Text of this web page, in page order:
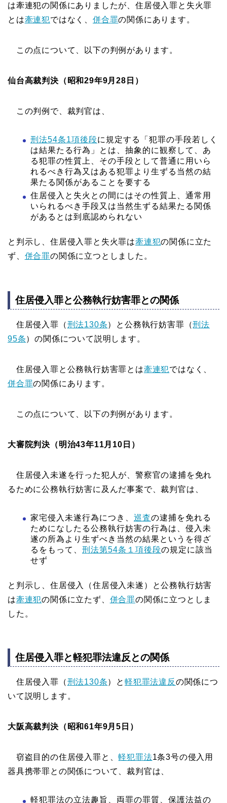
は牽連犯の関係にありましたが、住居侵入罪と失火罪
とは牽連犯ではなく、併合罪の関係にあります。
この点について、以下の判例があります。
仙台高裁判決（昭和29年9月28日）
この判例で、裁判官は、
刑法54条1項後段に規定する「犯罪の手段若しく
は結果たる行為」とは、抽象的に観察して、あ
る犯罪の性質上、その手段として普通に用いら
れるべき行為又はある犯罪より生ずる当然の結
果たる関係があることを要する
住居侵入と失火との間にはその性質上、通常用
いられるべき手段又は当然生ずる結果たる関係
があるとは到底認められない
と判示し、住居侵入罪と失火罪は牽連犯の関係に立た
ず、 併合罪の関係に立つとしました。
住居侵入罪と公務執行妨害罪との関係
住居侵入罪（刑法130条）と公務執行妨害罪（刑法
95条）の関係について説明します。
住居侵入罪と公務執行妨害罪とは牽連犯ではなく、
併合罪の関係にあります。
この点について、以下の判例があります。
大審院判決（明治43年11月10日）
住居侵入未遂を行った犯人が、警察官の逮捕を免れ
るために公務執行妨害に及んだ事案で、裁判官は、
家宅侵入未遂行為につき、 巡査の逮捕を免れる
ためになしたる公務執行妨害の行為は、侵入未
遂の所為より生ずべき当然の結果というを得ざ
るをもって、 刑法第54条１項後段の規定に該当
せず
と判示し、住居侵入（住居侵入未遂）と公務執行妨害
は牽連犯の関係に立たず、 併合罪の関係に立つとしま
した。
住居侵入罪と軽犯罪法違反との関係
住居侵入罪（刑法130条）と軽犯罪法違反 の関係につ
いて説明します。
大阪高裁判決（昭和61年9月5日）
窃盗目的の住居侵入罪と、軽犯罪法1条3号の侵入用
器具携帯罪との関係について、裁判官は、
軽犯罪法の立法趣旨、両罪の罪質、保護法益の